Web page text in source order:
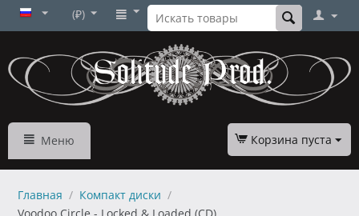
(₽)
Меню Корзина пуста
Главная / Компакт диски /